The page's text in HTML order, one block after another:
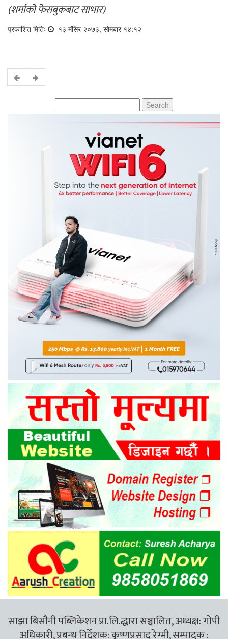
(शर्माको फेसबुकबाट साभार)
प्रकाशित मितिः १३ मंसिर २०७३, सोमबार १४:१२
for:
साझा बिसौनी पब्लिकेशन प्रा.लि.द्धारा सञ्चालित, अध्यक्ष: गोपी
अधिकारी, प्रबन्ध निर्देशक: कृष्णप्रसाद रेग्मी, सम्पादक :